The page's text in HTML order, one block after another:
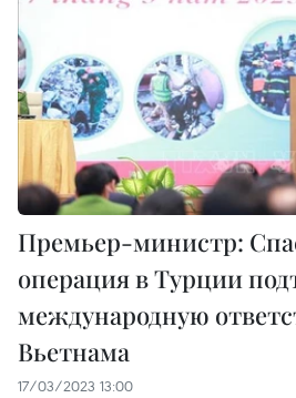
Премьер-министр:
операция в Турции
международную
Вьетнама
17/03/2023 13:00